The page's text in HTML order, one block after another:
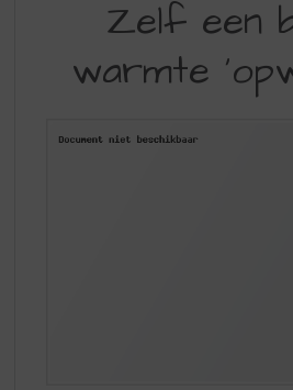
BEETJE
'OPWECKEN'
Zelf een
warmte